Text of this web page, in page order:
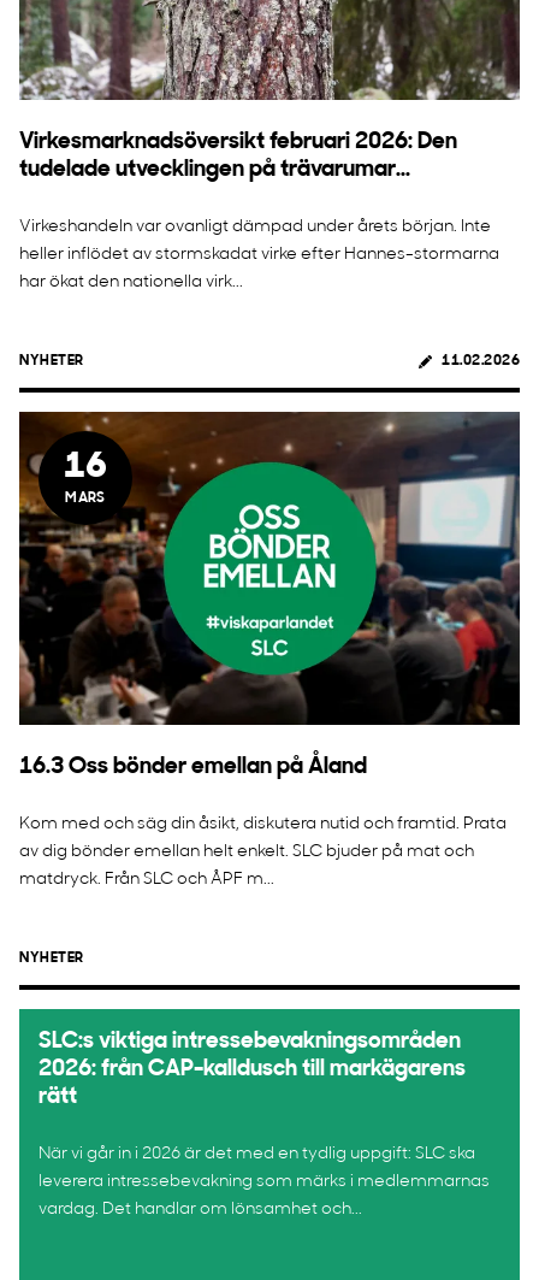
Virkesmarknadsöversikt februari 2026: Den
tudelade utvecklingen på trävarumar...
Virkeshandeln var ovanligt dämpad under årets början. Inte
heller inflödet av stormskadat virke efter Hannes-stormarna
har ökat den nationella virk...
NYHETER 11.02.2026
16
MARS
16.3 Oss bönder emellan på Åland
Kom med och säg din åsikt, diskutera nutid och framtid. Prata
av dig bönder emellan helt enkelt. SLC bjuder på mat och
matdryck. Från SLC och ÅPF m...
NYHETER
SLC:s viktiga intressebevakningsområden
2026: från CAP-kalldusch till markägarens
rätt
När vi går in i 2026 är det med en tydlig uppgift: SLC ska
leverera intressebevakning som märks i medlemmarnas
vardag. Det handlar om lönsamhet och...